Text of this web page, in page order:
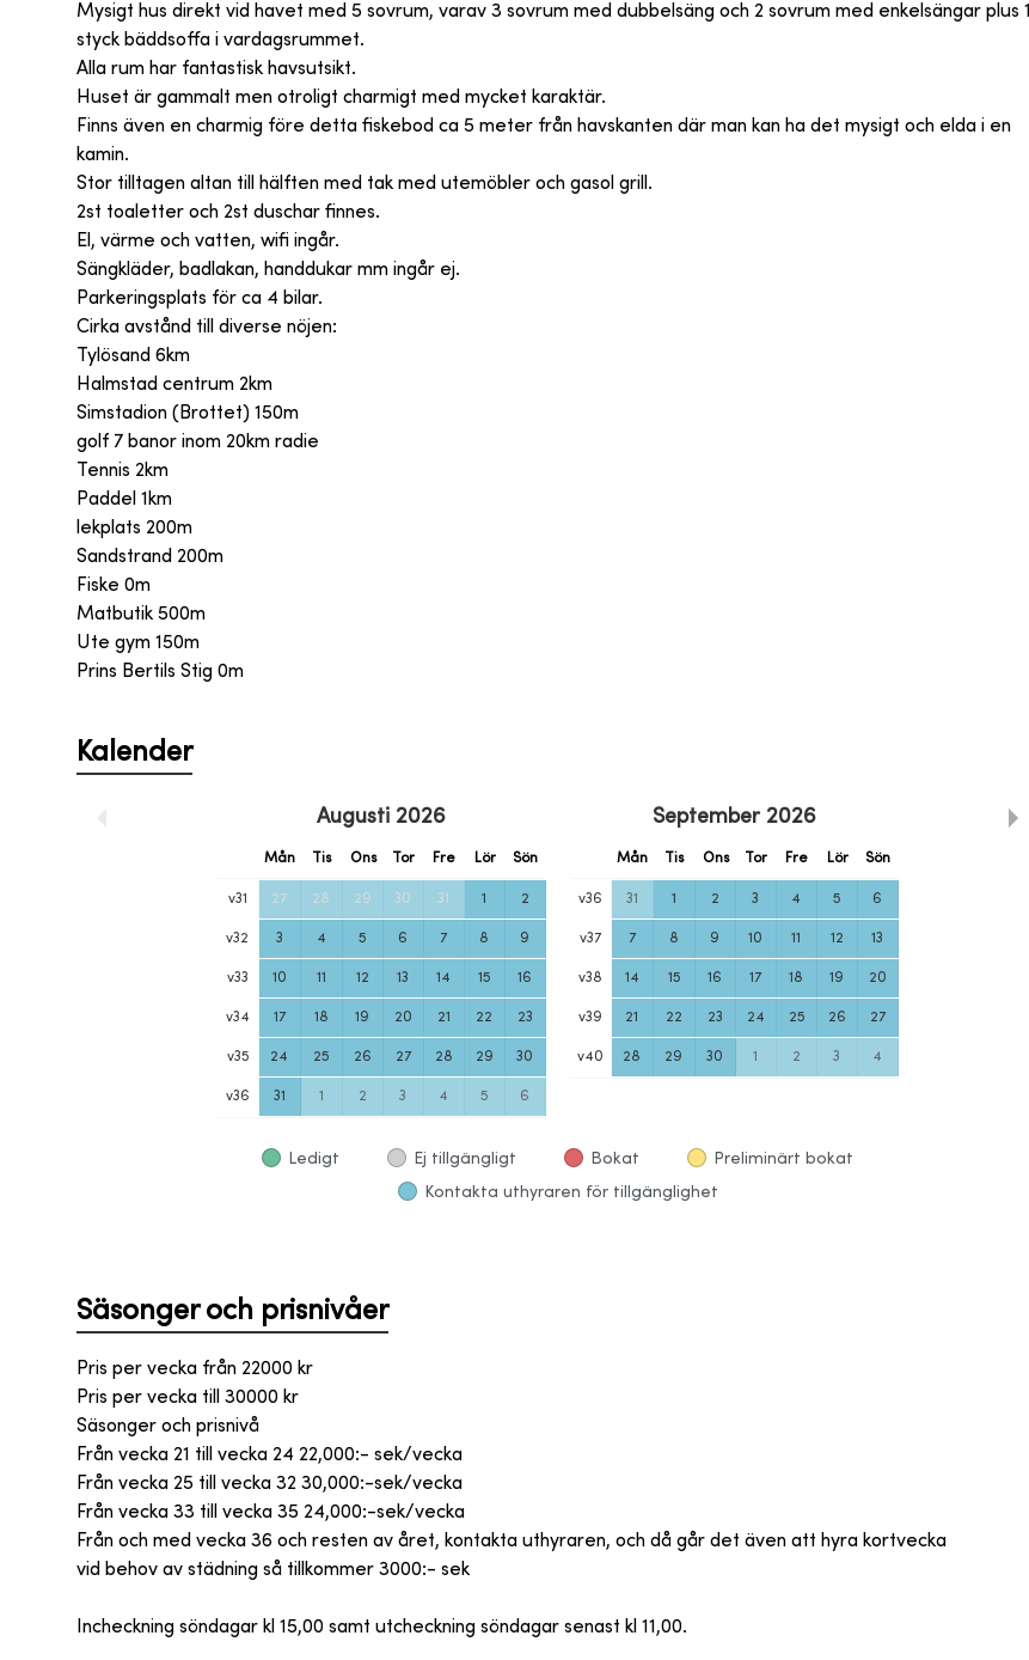
Mysigt hus direkt vid havet med 5 sovrum, varav 3 sovrum med dubbelsäng och 2 sovrum med enkelsängar plus 1
styck bäddsoffa i vardagsrummet.
Alla rum har fantastisk havsutsikt.
Huset är gammalt men otroligt charmigt med mycket karaktär.
Finns även en charmig före detta fiskebod ca 5 meter från havskanten där man kan ha det mysigt och elda i en
kamin.
Stor tilltagen altan till hälften med tak med utemöbler och gasol grill.
2st toaletter och 2st duschar finnes.
El, värme och vatten, wifi ingår.
Sängkläder, badlakan, handdukar mm ingår ej.
Parkeringsplats för ca 4 bilar.
Cirka avstånd till diverse nöjen:
Tylösand 6km
Halmstad centrum 2km
Simstadion (Brottet) 150m
golf 7 banor inom 20km radie
Tennis 2km
Paddel 1km
lekplats 200m
Sandstrand 200m
Fiske 0m
Matbutik 500m
Ute gym 150m
Prins Bertils Stig 0m
Kalender
Augusti 2026
Mån Tis Ons Tor Fre Lör Sön
v31 27 28 29 30 31 1 2
v32 3 4 5 6 7 8 9
v33 10 11 12 13 14 15 16
v34 17 18 19 20 21 22 23
v35 24 25 26 27 28 29 30
v36 31 1 2 3 4 5 6
September 2026
Mån Tis Ons Tor Fre Lör Sön
v36 31 1 2 3 4 5 6
v37 7 8 9 10 11 12 13
v38 14 15 16 17 18 19 20
v39 21 22 23 24 25 26 27
v40 28 29 30 1 2 3 4
Ledigt Ej tillgängligt Bokat Preliminärt bokat
Kontakta uthyraren för tillgänglighet
Säsonger och prisnivåer
Pris per vecka från 22000 kr
Pris per vecka till
30000 kr
Säsonger och prisnivå
Från vecka 21 till vecka 24 22,000:- sek/vecka
Från vecka 25 till vecka 32 30,000:-sek/vecka
Från vecka 33 till vecka 35 24,000:-sek/vecka
Från och med vecka 36 och resten av året, kontakta uthyraren, och då går det även att hyra kortvecka
vid behov av städning så tillkommer 3000:- sek
Incheckning söndagar kl 15,00 samt utcheckning söndagar senast kl 11,00.